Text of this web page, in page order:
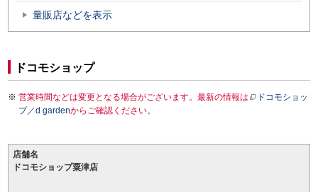
量販店などを表示
ドコモショップ
営業時間などは変更となる場合がございます。最新の情報は
ドコモショッ
プ／d gardenからご確認ください。
店舗名
ドコモショップ粟津店